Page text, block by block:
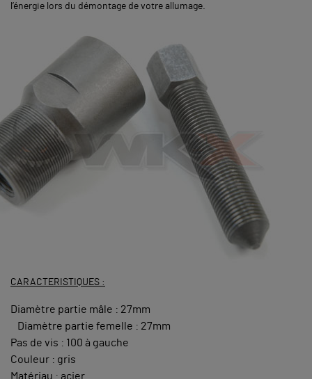
l’énergie lors du démontage de votre allumage.
CARACTERISTIQUES :
Diamètre partie mâle : 27mm
Diamètre partie femelle : 27mm
Pas de vis : 100 à gauche
Couleur : gris
Matériau : acier